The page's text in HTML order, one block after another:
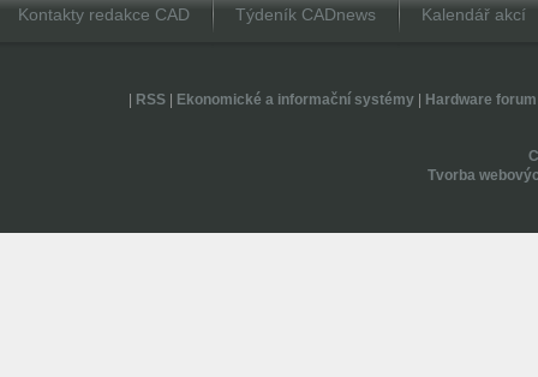
Kontakty redakce CAD Týdeník CADnews Kalendář akcí
RSS| Ekonomické a informační systémy| Hardware forum
Tvorba